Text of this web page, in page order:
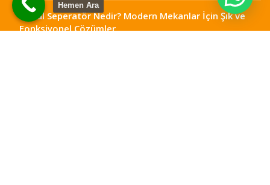
Metal Seperatör Nedir? Modern Mekanlar İçin Şık ve
Fonksiyonel Çözümler
Hemen Ara